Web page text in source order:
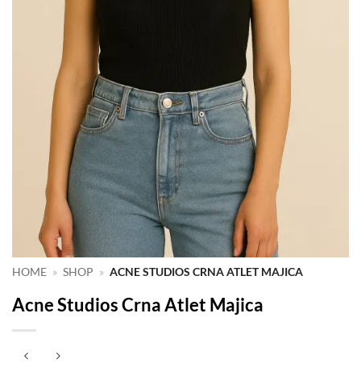
HOME » SHOP » ACNE STUDIOS CRNA ATLET MAJICA
Acne Studios Crna Atlet Majica